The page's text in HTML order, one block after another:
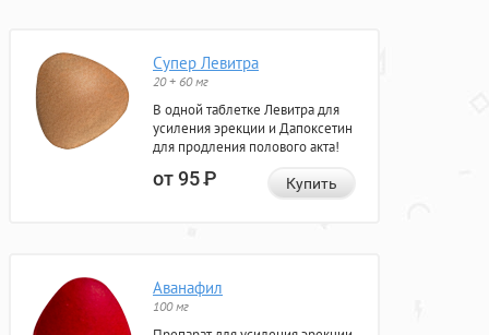
Супер Левитра
20 + 60 мг
В одной таблетке Левитра для
усиления эрекции и Дапоксетин
для продления полового акта!
от 95Р Купить
Аванафил
100 мг